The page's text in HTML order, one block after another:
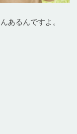
あるんですよ。